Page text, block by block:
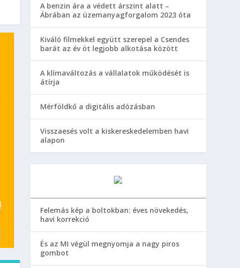
A benzin ára a védett árszint alatt –
Ábrában az üzemanyagforgalom 2023 óta
Kiváló filmekkel együtt szerepel a Csendes
barát az év öt legjobb alkotása között
A klímaváltozás a vállalatok működését is
átírja
Mérföldkő a digitális adózásban
Visszaesés volt a kiskereskedelemben havi
alapon
Felemás kép a boltokban: éves növekedés,
havi korrekció
És az MI végül megnyomja a nagy piros
gombot